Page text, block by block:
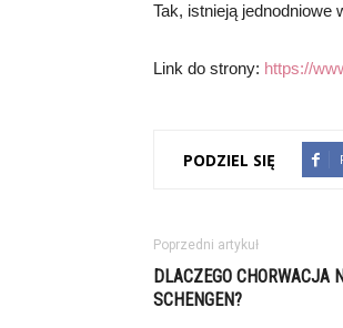
Tak, istnieją jednodniowe
Link do strony: https://
PODZIEL SIĘ
Poprzedni artykuł
DLACZEGO CHORWACJA
SCHENGEN?